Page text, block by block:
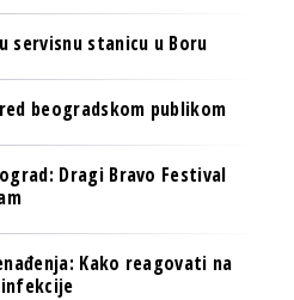
servisnu stanicu u Boru
beogradskom publikom
Dragi Bravo Festival
Kako reagovati na